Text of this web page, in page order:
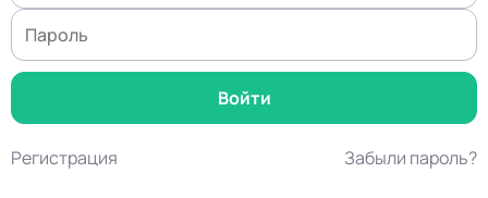
Регистрация Забыли пароль?